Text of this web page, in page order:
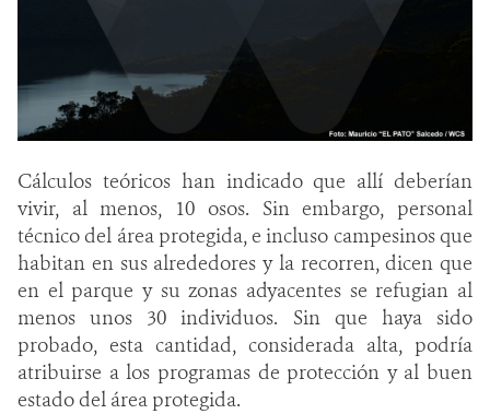
Cálculos teóricos han indicado que allí deberían
vivir, al menos, 10 osos. Sin embargo, personal
técnico del área protegida, e incluso campesinos que
habitan en sus alrededores y la recorren, dicen que
en el parque y su zonas adyacentes se refugian al
menos unos 30 individuos. Sin que haya sido
probado, esta cantidad, considerada alta, podría
atribuirse a los programas de protección y al buen
estado del área protegida.